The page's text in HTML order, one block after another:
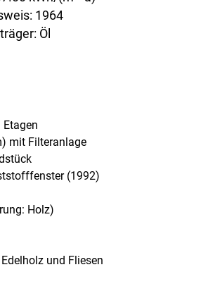
1964
Öl
Etagen
mit Filteranlage
(1992)
Holz)
und Fliesen